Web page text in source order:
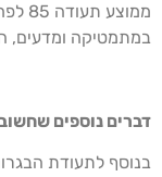
ומדעים,
נוספים שחשוב
לתעודת